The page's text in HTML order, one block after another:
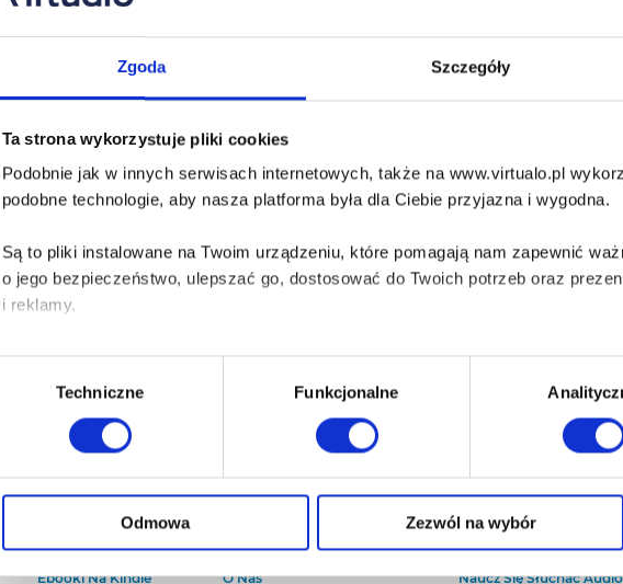
Zgoda Szczegóły
Ta strona wykorzystuje pliki cookies
Podobnie jak w innych serwisach internetowych, także na www.virtualo.pl
podobne technologie, aby nasza platforma była dla Ciebie przyjazna i wygodna.
Są to pliki instalowane na Twoim urządzeniu, które pomagają nam zapewnić
o jego bezpieczeństwo, ulepszać go, dostosować do Twoich potrzeb oraz
i reklamy.
Poza plikami, które są nam niezbędne do prawidłowego i bezpiecznego
Twojej zgody.
Każda udzielona zgoda poprawi Twoje doświadczenia jeśli jesteś naszym
Techniczne Funkcjonalne
Odmowa Zezwól na wybór
Audiobook po zakupie nie będzie dostępny do słuchania w
AUDIOBOOK:
Zabezpieczenie: brak
Polecamy
Darmowe Ebooki
Ebooki Na Kindle
Kontakt
O Nas
Baza wiedzy
Który Format Ebooka
Naucz Się Słuchać